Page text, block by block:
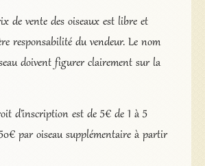
de vente des oiseaux est libre et
responsabilité du vendeur. Le nom
doivent figurer clairement sur la
d’inscription est de 5€ de 1 à 5
par oiseau supplémentaire à partir